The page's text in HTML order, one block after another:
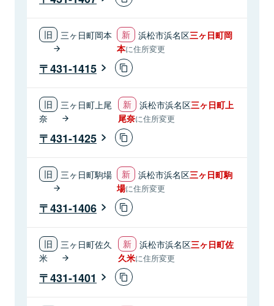
三ヶ日町岡本 浜松市浜名区三ヶ日町岡
本に住所変更
431-1415
三ヶ日町上尾
奈
浜松市浜名区三ヶ日町上
尾奈に住所変更
431-1425
三ヶ日町駒場 浜松市浜名区三ヶ日町駒
場に住所変更
431-1406
三ヶ日町佐久
米
浜松市浜名区三ヶ日町佐
久米に住所変更
431-1401